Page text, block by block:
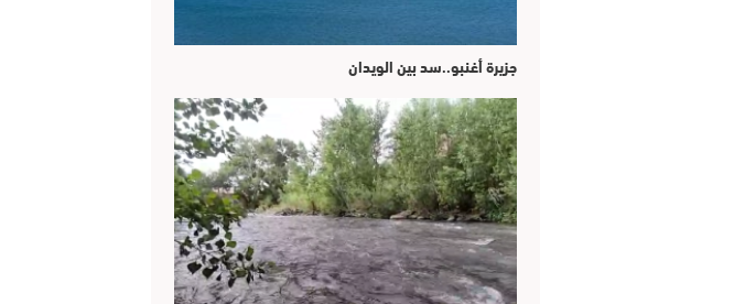
جزيرة أغنبو..سد بين الويدان